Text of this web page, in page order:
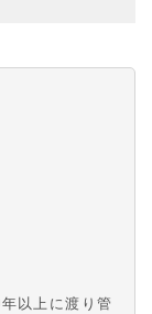
以上に渡り管